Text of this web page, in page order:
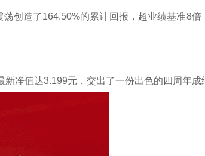
创造了164.50%的累计回报，超业绩基准8倍
净值达3.199元，交出了一份出色的四周年成